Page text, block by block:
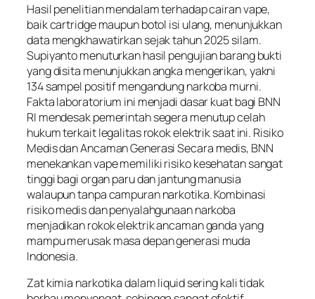
Hasil penelitian mendalam terhadap cairan vape,
baik cartridge maupun botol isi ulang, menunjukkan
data mengkhawatirkan sejak tahun 2025 silam.
Supiyanto menuturkan hasil pengujian barang bukti
yang disita menunjukkan angka mengerikan, yakni
134 sampel positif mengandung narkoba murni.
Fakta laboratorium ini menjadi dasar kuat bagi BNN
RI mendesak pemerintah segera menutup celah
hukum terkait legalitas rokok elektrik saat ini. Risiko
Medis dan Ancaman Generasi Secara medis, BNN
menekankan vape memiliki risiko kesehatan sangat
tinggi bagi organ paru dan jantung manusia
walaupun tanpa campuran narkotika. Kombinasi
risiko medis dan penyalahgunaan narkoba
menjadikan rokok elektrik ancaman ganda yang
mampu merusak masa depan generasi muda
Indonesia.
Zat kimia narkotika dalam liquid sering kali tidak